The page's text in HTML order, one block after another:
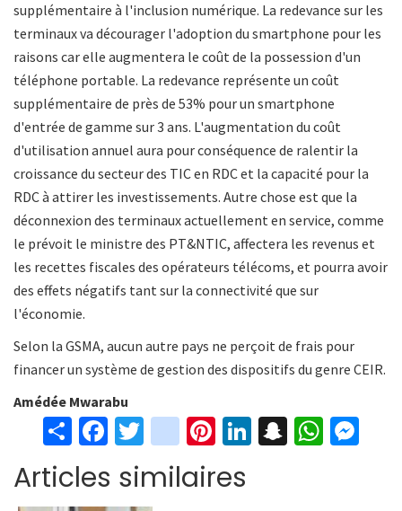
supplémentaire à l'inclusion numérique. La redevance sur les
terminaux va décourager l'adoption du smartphone pour les
raisons car elle augmentera le coût de la possession d'un
téléphone portable. La redevance représente un coût
supplémentaire de près de 53% pour un smartphone
d'entrée de gamme sur 3 ans. L'augmentation du coût
d'utilisation annuel aura pour conséquence de ralentir la
croissance du secteur des TIC en RDC et la capacité pour la
RDC à attirer les investissements. Autre chose est que la
déconnexion des terminaux actuellement en service, comme
le prévoit le ministre des PT&NTIC, affectera les revenus et
les recettes fiscales des opérateurs télécoms, et pourra avoir
des effets négatifs tant sur la connectivité que sur
l'économie.
Selon la GSMA, aucun autre pays ne perçoit de frais pour
financer un système de gestion des dispositifs du genre CEIR.
Amédée Mwarabu
S
h
ar
Fa
ce
b
T
wi
tt
in
st
ag
Pi
er
Li S W
Articles similaires